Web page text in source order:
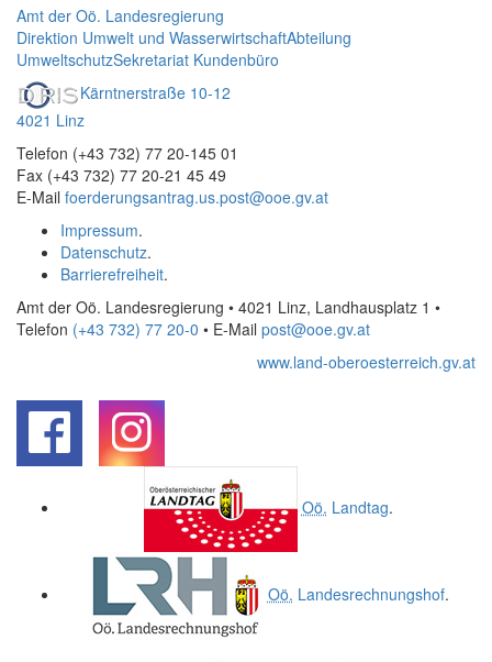
Amt der Oö. Landesregierung
Direktion Umwelt und WasserwirtschaftAbteilung
UmweltschutzSekretariat Kundenbüro
Kärntnerstraße 10-12
4021 Linz
Telefon (+43 732) 77 20-145 01
Fax (+43 732) 77 20-21 45 49
E-Mail foerderungsantrag.us.post@ooe.gv.at
Impressum.
Datenschutz.
Barrierefreiheit.
Amt der Oö. Landesregierung • 4021 Linz, Landhausplatz 1 •
Telefon (+43 732) 77 20-0 • E-Mail post@ooe.gv.at
www.land-oberoesterreich.gv.at
Oö. Landtag.
Oö. Landesrechnungshof.